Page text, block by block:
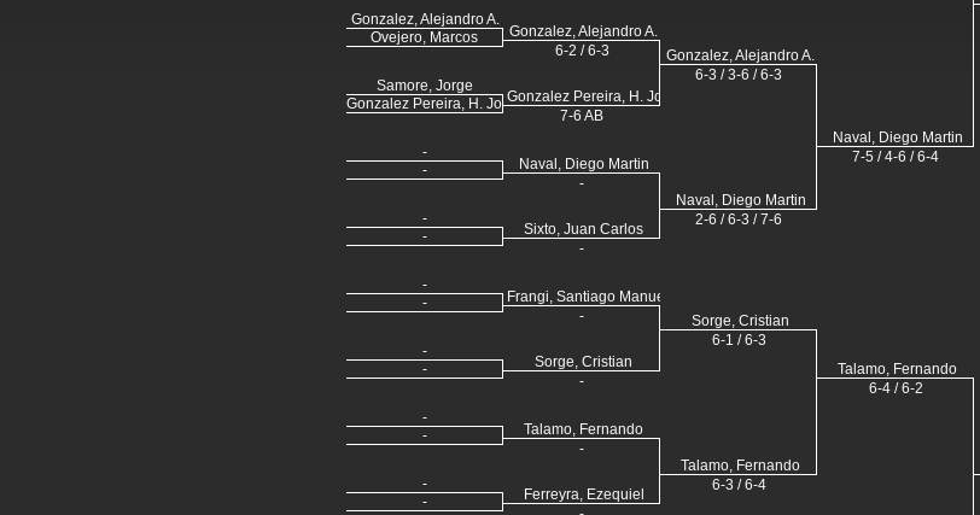
Gonzalez, Alejandro A.
Ovejero, Marcos
Samore, Jorge
Gonzalez Pereira, H. Johan
-
-
-
-
-
-
-
-
-
-
-
-
Gonzalez, Alejandro A.
6-2 / 6-3
Gonzalez Pereira, H. Johan
7-6 AB
Naval, Diego Martin
-
Sixto, Juan Carlos
-
Frangi, Santiago Manuel
-
Sorge, Cristian
-
Talamo, Fernando
-
Ferreyra, Ezequiel
Gonzalez, Alejandro A.
6-3 / 3-6 / 6-3
Naval, Diego Martin
2-6 / 6-3 / 7-6
Sorge, Cristian
6-1 / 6-3
Talamo, Fernando
6-3 / 6-4
Naval, Diego Martin
7-5 / 4-6 / 6-4
Talamo, Fernando
6-4 / 6-2